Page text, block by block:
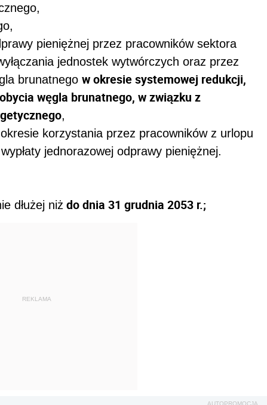
pieniężnej przez pracowników sektora
jednostek wytwórczych oraz przez
brunatnego w okresie systemowej redukcji,
węgla brunatnego, w związku z
,
korzystania przez pracowników z urlopu
jednorazowej odprawy pieniężnej.
dłużej niż do dnia 31 grudnia 2053 r.;
REKLAMA
AUTOPROMOCJA